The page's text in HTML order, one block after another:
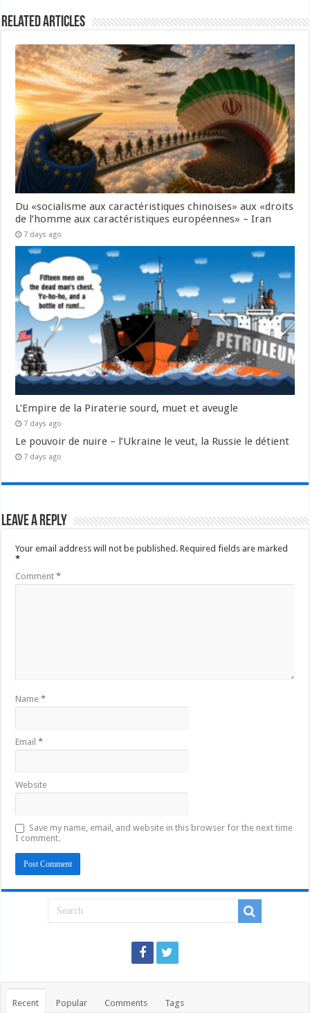
Related Articles
Du «socialisme aux caractéristiques chinoises» aux «droits
de l’homme aux caractéristiques européennes» – Iran
7 days ago
L’Empire de la Piraterie sourd, muet et aveugle
7 days ago
Le pouvoir de nuire – l’Ukraine le veut, la Russie le détient
7 days ago
Leave a Reply
Your email address will not be published. Required fields are marked
*
Comment*
Name*
Email*
Website
Save my name, email, and website in this browser for the next time
I comment.
Recent Popular Comments Tags